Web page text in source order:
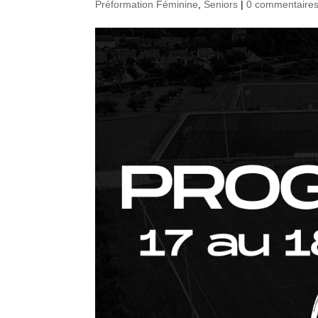
Préformation Féminine, Seniors |0